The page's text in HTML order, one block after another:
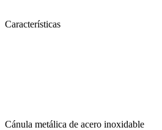
Características
Cánula metálica de acero inoxidable